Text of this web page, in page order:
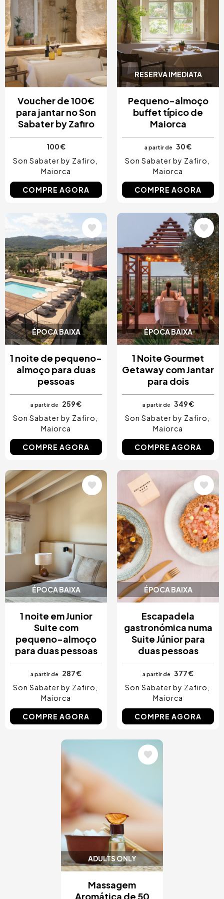
Costa Blanca, Espanha
Bilbao, Espanha
Cancun, Mexico
Amesterdão, Países Baixos
Nice, França
Voucher de 100€
para jantar no Son
Sabater by Zafiro
100 €
Son Sabater by Zafiro
Maiorca
COMPRE AGORA
RESERVA IMEDIATA
Pequeno-almoço
buffet típico de
Maiorca
a partir de
30 €
Son Sabater by Zafiro
Maiorca
COMPRE AGORA
ÉPOCA BAIXA
Imagem
1 noite de pequeno-
almoço para duas
pessoas
a partir de
259 €
Son Sabater by Zafiro
Maiorca
COMPRE AGORA
ÉPOCA BAIXA
Imagem
1 Noite Gourmet
Getaway com Jantar
para dois
a partir de
349 €
Son Sabater by Zafiro
Maiorca
COMPRE AGORA
ÉPOCA BAIXA
Imagem
1 noite em Junior
Suite com
pequeno-almoço
para duas pessoas
a partir de
287 €
Son Sabater by Zafiro
Maiorca
COMPRE AGORA
ÉPOCA BAIXA
Imagem
Escapadela
gastronómica numa
Suite Júnior para
duas pessoas
a partir de
377 €
Son Sabater by Zafiro
Maiorca
COMPRE AGORA
ADULTS ONLY
Imagem
Massagem
Aromática de 50